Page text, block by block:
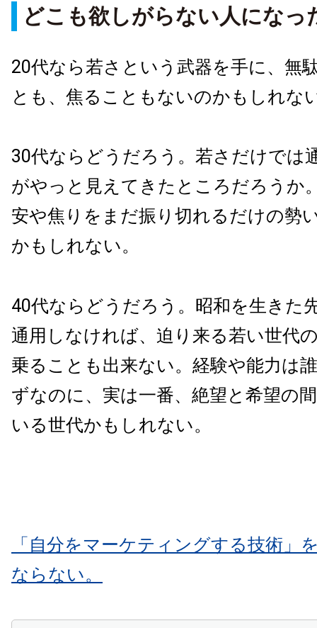
どこも欲しがらない人になっ
20代なら若さという武器を手に、無
とも、焦ることもないのかもしれな
30代ならどうだろう。若さだけでは
がやっと見えてきたところだろうか
安や焦りをまだ振り切れるだけの勢
かもしれない。
40代ならどうだろう。昭和を生きた
通用しなければ、迫り来る若い世代
乗ることも出来ない。経験や能力は
ずなのに、実は一番、絶望と希望の
いる世代かもしれない。
「自分をマーケティングする技術」
ならない。